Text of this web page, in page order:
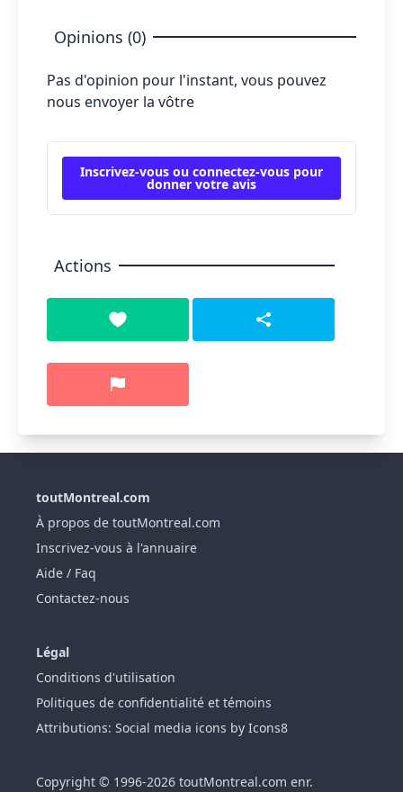
Opinions (0)
Pas d'opinion pour l'instant, vous pouvez
nous envoyer la vôtre
Inscrivez-vous ou connectez-vous pour
donner votre avis
Actions
toutMontreal.com
À propos de toutMontreal.com
Inscrivez-vous à l'annuaire
Aide / Faq
Contactez-nous
Légal
Conditions d'utilisation
Politiques de confidentialité et témoins
Attributions: Social media icons by Icons8
Copyright © 1996-2026 toutMontreal.com enr.